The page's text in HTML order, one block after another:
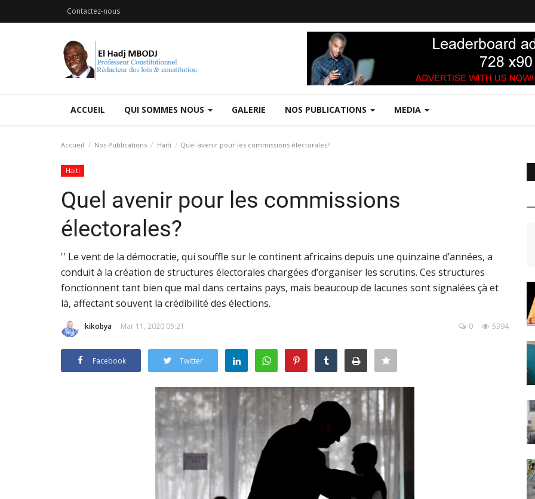
Contactez-nous
ACCUEIL QUI SOMMES NOUS GALERIE NOS PUBLICATIONS MEDIA
Accueil Nos Publications Haiti Quel avenir pour les commissions électorales?
Haiti
Quel avenir pour les commissions
électorales?
'' Le vent de la démocratie, qui souffle sur le continent africains depuis une quinzaine d’années, a
conduit à la création de structures électorales chargées d’organiser les scrutins. Ces structures
fonctionnent tant bien que mal dans certains pays, mais beaucoup de lacunes sont signalées çà et
là, affectant souvent la crédibilité des élections.
kikobya Mar 11, 2020 05:21 5394
0
Facebook Twitter